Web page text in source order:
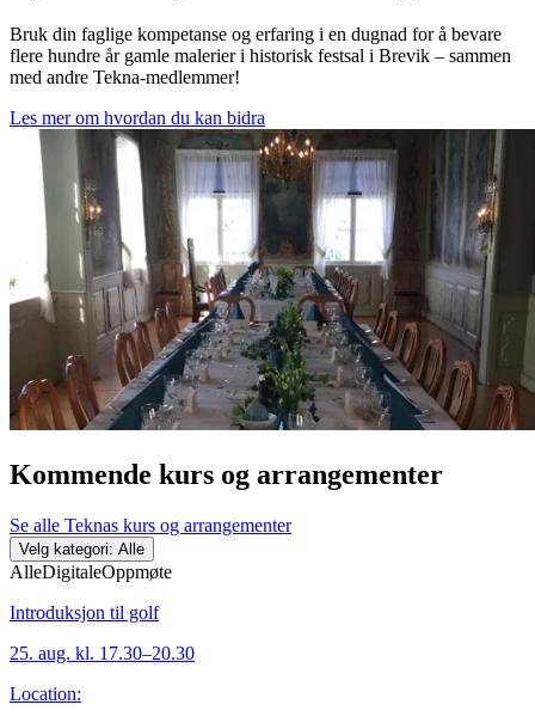
Bruk din faglige kompetanse og erfaring i en dugnad for å bevare
flere hundre år gamle malerier i historisk festsal i Brevik – sammen
med andre Tekna-medlemmer!
Les mer om hvordan du kan bidra
Kommende kurs og arrangementer
Se alle Teknas kurs og arrangementer
Velg kategori: Alle
AlleDigitaleOppmøte
Introduksjon til golf
25. aug. kl. 17.30–20.30
Location: